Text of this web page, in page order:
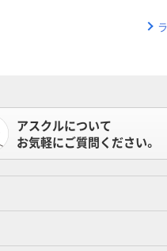
アスクルについて
お気軽にご質問ください。